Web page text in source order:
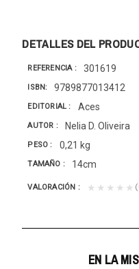
DETALLES DEL
REFERENCIA 301619
ISBN 9789877013412
EDITORIAL Aces
AUTOR Nelia D. Oliveira
PESO 0,21 kg
TAMAÑO 14cm
VALORACIÓN ★★★★★
EN LA